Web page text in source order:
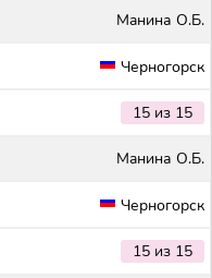
Maнина О.Б.
Черногорск
15 из 15
Maнина О.Б.
Черногорск
15 из 15